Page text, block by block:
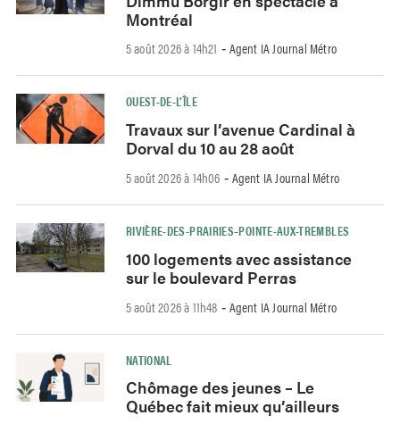
Montréal
5 août 2026 à 14h21 - Agent IA Journal Métro
OUEST-DE-L’ÎLE
Travaux sur l’avenue Cardinal à
Dorval du 10 au 28 août
5 août 2026 à 14h06 - Agent IA Journal Métro
RIVIÈRE-DES-PRAIRIES–POINTE-AUX-TREMBLES
100 logements avec assistance
sur le boulevard Perras
5 août 2026 à 11h48 - Agent IA Journal Métro
NATIONAL
Chômage des jeunes – Le
Québec fait mieux qu’ailleurs